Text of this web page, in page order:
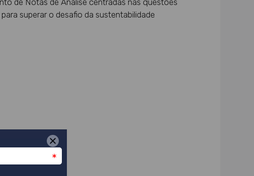
de Notas de Análise centradas nas questões
superar o desafio da sustentabilidade